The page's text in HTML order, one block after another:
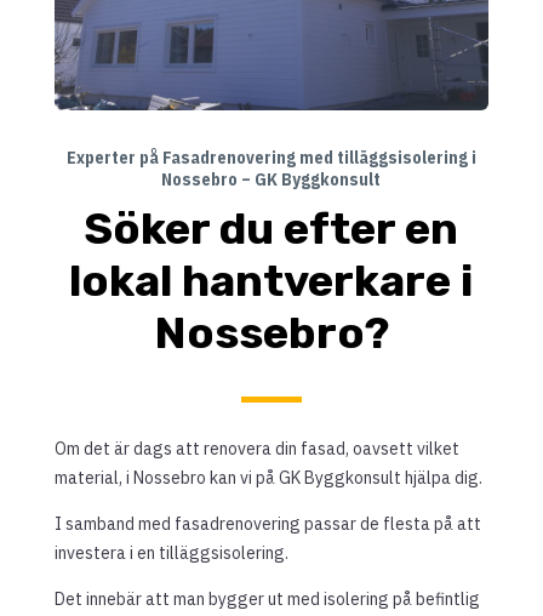
Experter på Fasadrenovering med tilläggsisolering i
Nossebro – GK Byggkonsult
Söker du efter en
lokal hantverkare i
Nossebro?
Om det är dags att renovera din fasad, oavsett vilket
material, i Nossebro kan vi på GK Byggkonsult hjälpa dig.
I samband med fasadrenovering passar de flesta på att
investera i en tilläggsisolering.
Det innebär att man bygger ut med isolering på befintlig